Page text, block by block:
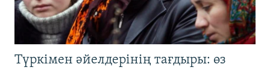
Түркімен әйелдерінің тағдыры: өз